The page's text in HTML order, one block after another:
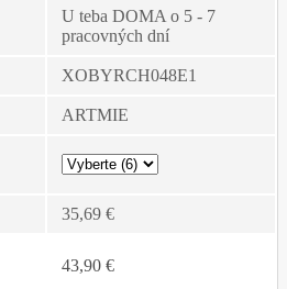
U teba DOMA o 5 - 7
pracovných dní
XOBYRCH048E1
ARTMIE
35,69 €
43,90 €